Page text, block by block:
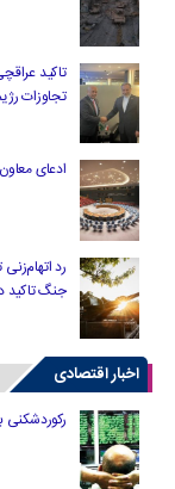
تاکید
تجاوزات
ادعای
رد
جنگ تاکید
اخبار اقتصادی
رکوردشکنی بورس تهران